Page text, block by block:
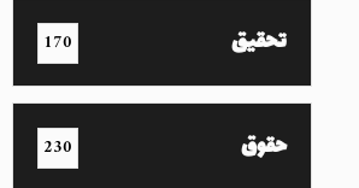
تحقيق 170
حقوق 230